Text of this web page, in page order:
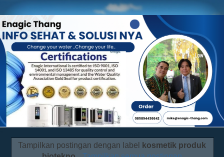
Tampilkan postingan dengan label
kosmetik produk